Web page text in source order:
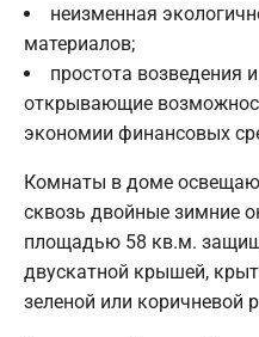
неизменная
материалов;
простота возведения
открывающие
экономии финансовых
Комнаты в доме
сквозь двойные зимние
площадью 58 кв.м.
двускатной крышей,
зеленой или коричневой